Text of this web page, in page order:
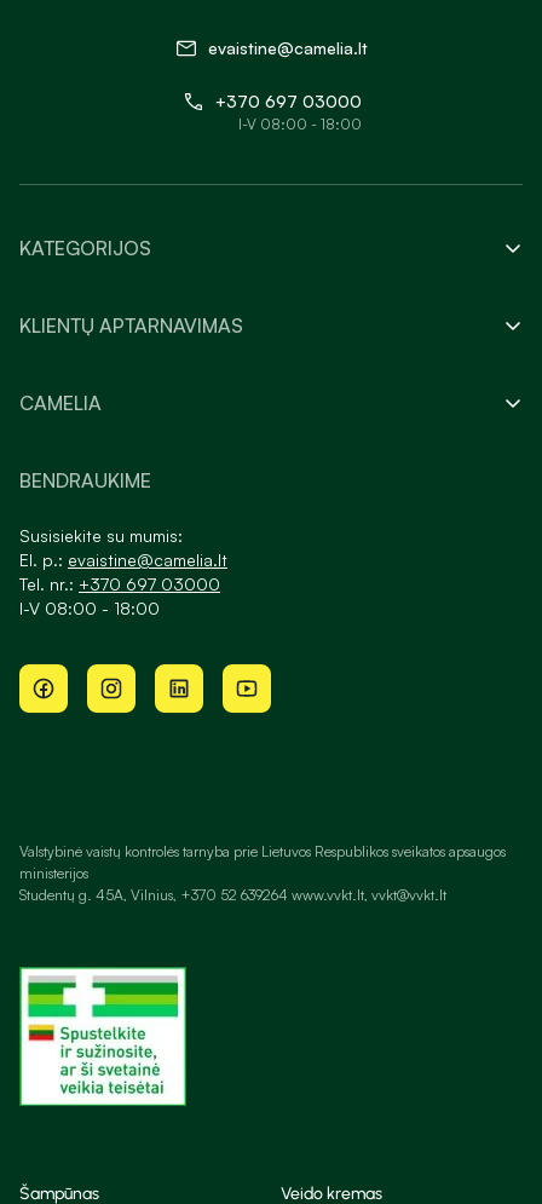
evaistine@camelia.lt
+370 697 03000
I-V 08:00 - 18:00
KATEGORIJOS
KLIENTŲ APTARNAVIMAS
CAMELIA
BENDRAUKIME
Susisiekite su mumis:
El. p.: evaistine@camelia.lt
Tel. nr.: +370 697 03000
I-V 08:00 - 18:00
Valstybinė vaistų kontrolės tarnyba prie Lietuvos Respublikos sveikatos apsaugos
ministerijos
Studentų g. 45A, Vilnius, +370 52 639264 www.vvkt.lt, vvkt@vvkt.lt
Šampūnas Veido kremas